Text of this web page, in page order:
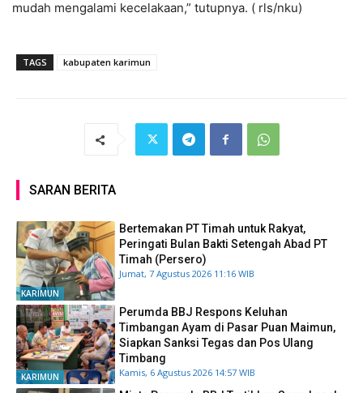
mudah mengalami kecelakaan,” tutupnya. ( rls/nku)
TAGS kabupaten karimun
SARAN BERITA
KARIMUN
Bertemakan PT Timah untuk Rakyat,
Peringati Bulan Bakti Setengah Abad PT
Timah (Persero)
Jumat, 7 Agustus 2026 11:16 WIB
KARIMUN
Perumda BBJ Respons Keluhan
Timbangan Ayam di Pasar Puan Maimun,
Siapkan Sanksi Tegas dan Pos Ulang
Timbang
Kamis, 6 Agustus 2026 14:57 WIB